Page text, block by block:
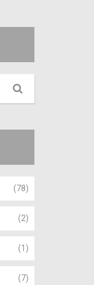
(78)
(2)
(1)
(7)